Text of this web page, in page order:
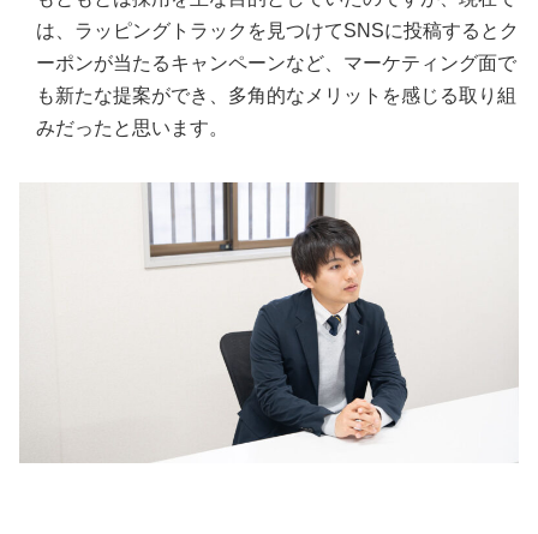
は、ラッピングトラックを見つけてSNSに投稿するとク
ーポンが当たるキャンペーンなど、マーケティング面で
も新たな提案ができ、多角的なメリットを感じる取り組
みだったと思います。